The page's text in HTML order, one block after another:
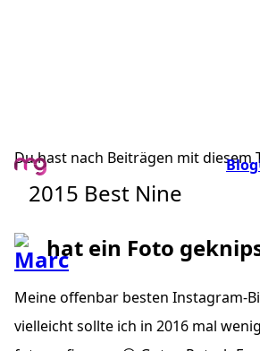
Blog
Du hast nach Beiträgen mit diesem
2015 Best Nine
hat ein Foto
Meine offenbar besten Instagram-
vielleicht sollte ich in 2016 mal